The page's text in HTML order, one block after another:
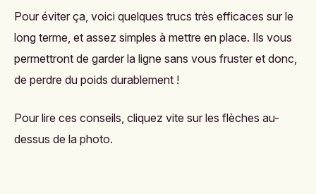
Pour éviter ça, voici quelques trucs très efficaces sur le
long terme, et assez simples à mettre en place. Ils vous
permettront de garder la ligne sans vous fruster et donc,
de perdre du poids durablement !
Pour lire ces conseils, cliquez vite sur les flèches au-
dessus de la photo.